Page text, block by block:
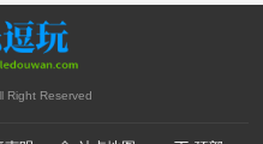
Right Reserved